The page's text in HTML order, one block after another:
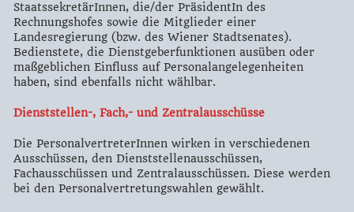
StaatssekretärInnen, die/der PräsidentIn des
Rechnungshofes sowie die Mitglieder einer
Landesregierung (bzw. des Wiener Stadtsenates).
Bedienstete, die Dienstgeberfunktionen ausüben oder
maßgeblichen Einfluss auf Personalangelegenheiten
haben, sind ebenfalls nicht wählbar.
Dienststellen-, Fach,- und Zentralausschüsse
Die PersonalvertreterInnen wirken in verschiedenen
Ausschüssen, den Dienststellenausschüssen,
Fachausschüssen und Zentralausschüssen. Diese werden
bei den Personalvertretungswahlen gewählt.